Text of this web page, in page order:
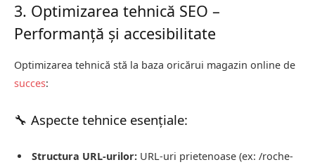
3. Optimizarea tehnică SEO –
Performanță și accesibilitate
Optimizarea tehnică stă la baza oricărui magazin online de
succes:
🔧 Aspecte tehnice esențiale:
Structura URL-urilor: URL-uri prietenoase (ex: /roche-